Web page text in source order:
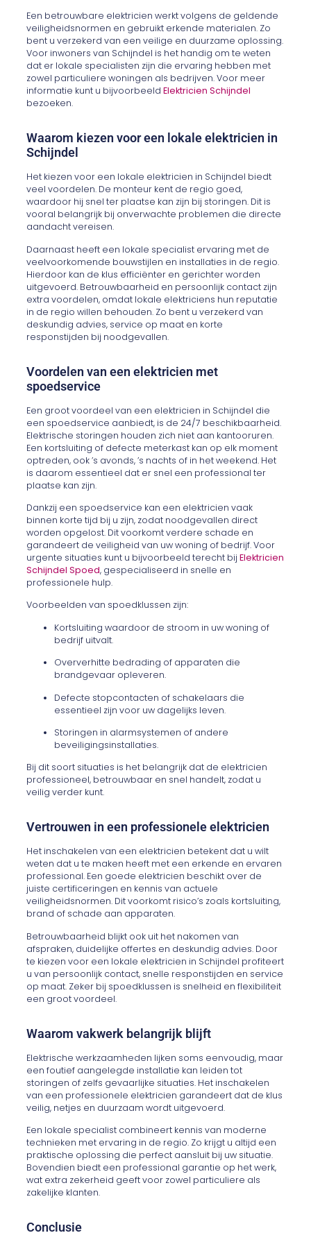
Een betrouwbare elektricien werkt volgens de geldende
veiligheidsnormen en gebruikt erkende materialen. Zo
bent u verzekerd van een veilige en duurzame oplossing.
Voor inwoners van Schijndel is het handig om te weten
dat er lokale specialisten zijn die ervaring hebben met
zowel particuliere woningen als bedrijven. Voor meer
informatie kunt u bijvoorbeeldElektricien Schijndel
bezoeken.
Waarom kiezen voor een lokale elektricien in
Schijndel
Het kiezen voor een lokale elektricien in Schijndel biedt
veel voordelen. De monteur kent de regio goed,
waardoor hij snel ter plaatse kan zijn bij storingen. Dit is
vooral belangrijk bij onverwachte problemen die directe
aandacht vereisen.
Daarnaast heeft een lokale specialist ervaring met de
veelvoorkomende bouwstijlen en installaties in de regio.
Hierdoor kan de klus efficiënter en gerichter worden
uitgevoerd. Betrouwbaarheid en persoonlijk contact zijn
extra voordelen, omdat lokale elektriciens hun reputatie
in de regio willen behouden. Zo bent u verzekerd van
deskundig advies, service op maat en korte
responstijden bij noodgevallen.
Voordelen van een elektricien met
spoedservice
Een groot voordeel van een elektricien in Schijndel die
een spoedservice aanbiedt, is de 24/7 beschikbaarheid.
Elektrische storingen houden zich niet aan kantooruren.
Een kortsluiting of defecte meterkast kan op elk moment
optreden, ook ’s avonds, ’s nachts of in het weekend. Het
is daarom essentieel dat er snel een professional ter
plaatse kan zijn.
Dankzij een spoedservice kan een elektricien vaak
binnen korte tijd bij u zijn, zodat noodgevallen direct
worden opgelost. Dit voorkomt verdere schade en
garandeert de veiligheid van uw woning of bedrijf. Voor
urgente situaties kunt u bijvoorbeeld terecht bijElektricien
Schijndel Spoed, gespecialiseerd in snelle en
professionele hulp.
Voorbeelden van spoedklussen zijn:
Kortsluiting waardoor de stroom in uw woning of
bedrijf uitvalt.
Oververhitte bedrading of apparaten die
brandgevaar opleveren.
Defecte stopcontacten of schakelaars die
essentieel zijn voor uw dagelijks leven.
Storingen in alarmsystemen of andere
beveiligingsinstallaties.
Bij dit soort situaties is het belangrijk dat de elektricien
professioneel, betrouwbaar en snel handelt, zodat u
veilig verder kunt.
Vertrouwen in een professionele elektricien
Het inschakelen van een elektricien betekent dat u wilt
weten dat u te maken heeft met een erkende en ervaren
professional. Een goede elektricien beschikt over de
juiste certificeringen en kennis van actuele
veiligheidsnormen. Dit voorkomt risico’s zoals kortsluiting,
brand of schade aan apparaten.
Betrouwbaarheid blijkt ook uit het nakomen van
afspraken, duidelijke offertes en deskundig advies. Door
te kiezen voor een lokale elektricien in Schijndel profiteert
u van persoonlijk contact, snelle responstijden en service
op maat. Zeker bij spoedklussen is snelheid en flexibiliteit
een groot voordeel.
Waarom vakwerk belangrijk blijft
Elektrische werkzaamheden lijken soms eenvoudig, maar
een foutief aangelegde installatie kan leiden tot
storingen of zelfs gevaarlijke situaties. Het inschakelen
van een professionele elektricien garandeert dat de klus
veilig, netjes en duurzaam wordt uitgevoerd.
Een lokale specialist combineert kennis van moderne
technieken met ervaring in de regio. Zo krijgt u altijd een
praktische oplossing die perfect aansluit bij uw situatie.
Bovendien biedt een professional garantie op het werk,
wat extra zekerheid geeft voor zowel particuliere als
zakelijke klanten.
Conclusie